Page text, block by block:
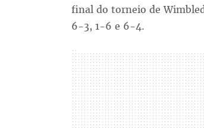
final do torneio de
6-3, 1-6 e 6-4.